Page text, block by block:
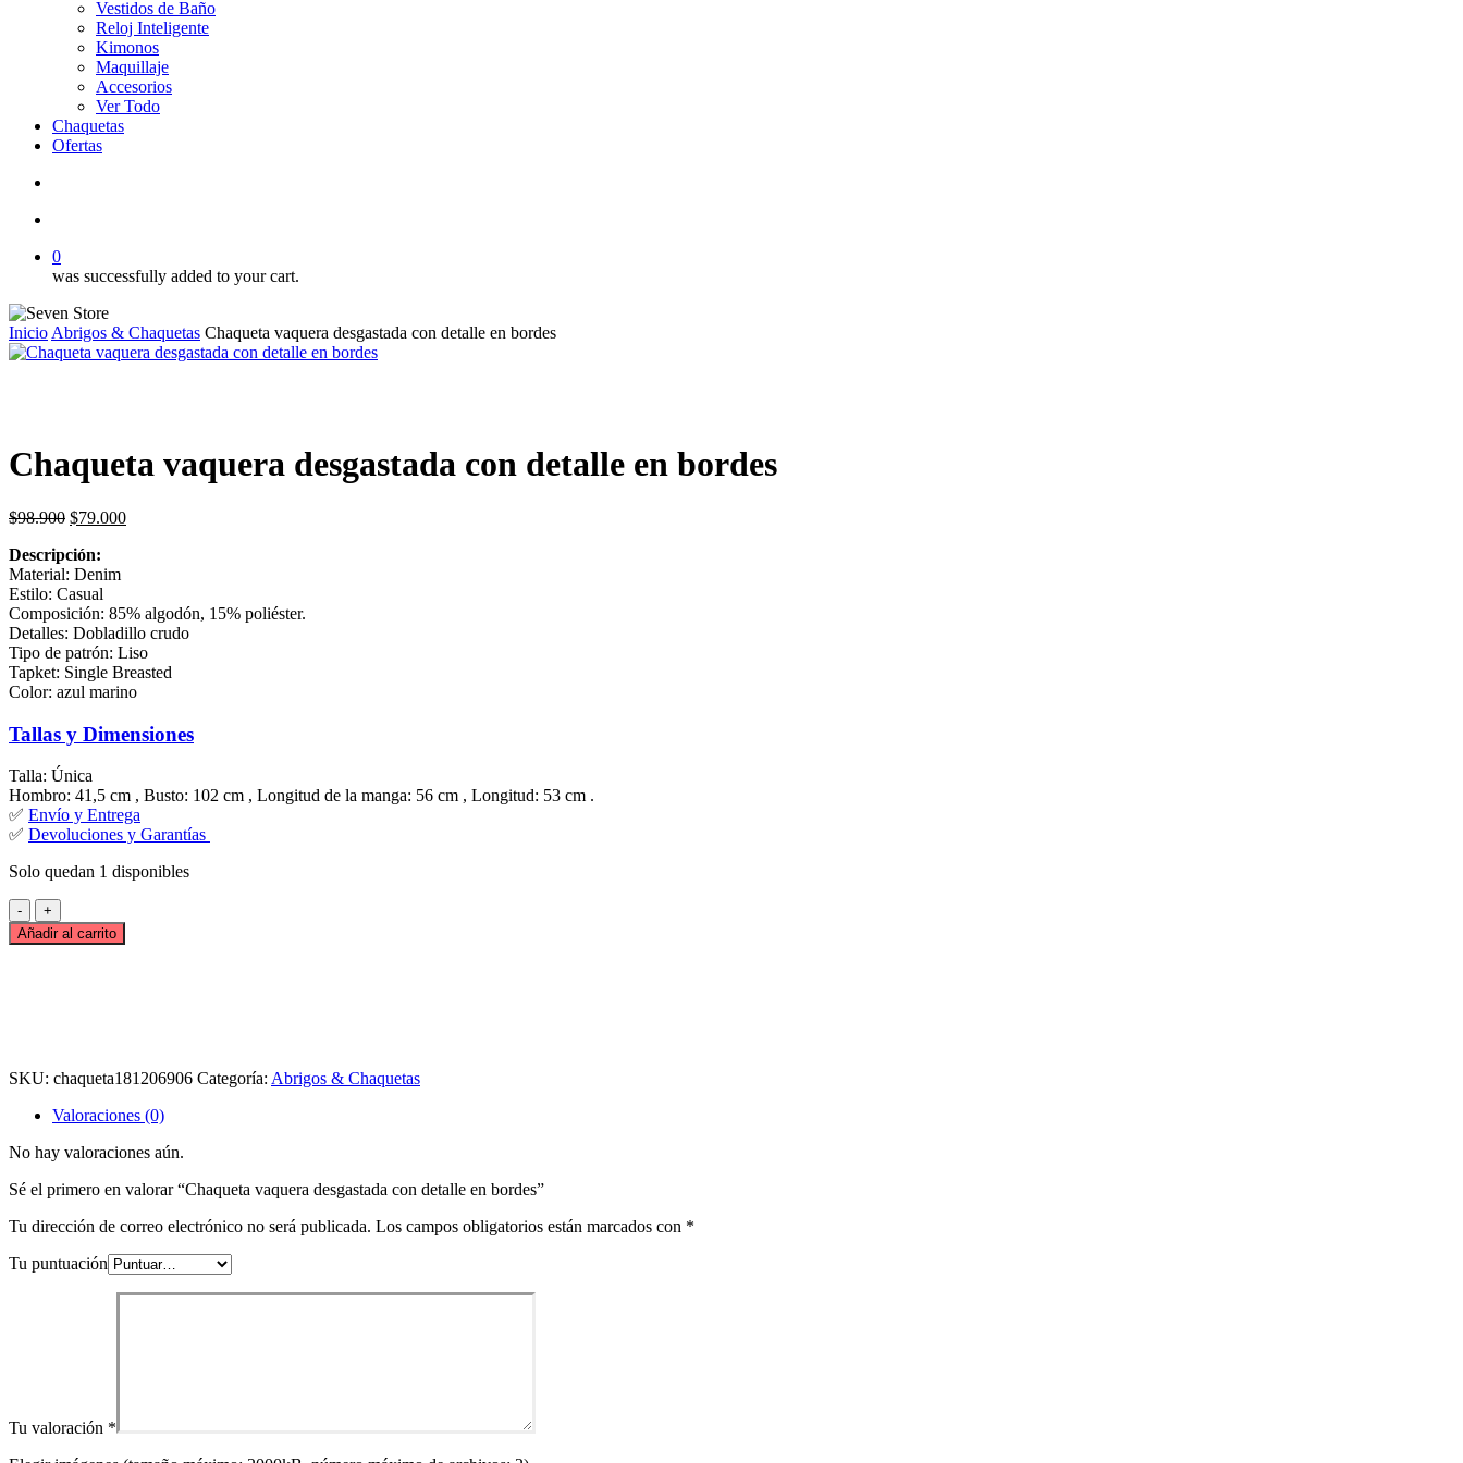
Vestidos de Baño
Reloj Inteligente
Kimonos
Maquillaje
Accesorios
Ver Todo
Chaquetas
Ofertas
0
was successfully added to your cart.
Inicio Abrigos & Chaquetas Chaqueta vaquera desgastada con detalle en bordes
Chaqueta vaquera desgastada con detalle en bordes
$98.900 El
original
era:
$98.900.
$79.000El
Descripción:
Material: Denim
Estilo: Casual
Composición: 85% algodón, 15% poliéster.
Detalles: Dobladillo crudo
Tipo de patrón: Liso
Tapket: Single Breasted
Color: azul marino
Tallas y Dimensiones
Talla: Única
Hombro: 41,5 cm , Busto: 102 cm , Longitud de la manga: 56 cm , Longitud: 53 cm .
✅ Envío y Entrega
✅ Devoluciones y Garantías
Solo quedan 1 disponibles
Chaqueta
vaquera
desgastada
Añadir al carrito
SKU: chaqueta181206906 Categoría: Abrigos & Chaquetas
Valoraciones (0)
No hay valoraciones aún.
Sé el primero en valorar “Chaqueta vaquera desgastada con detalle en bordes”
Tu dirección de correo electrónico no será publicada. Los campos obligatorios están marcados con *
Tu puntuación
Tu valoración *